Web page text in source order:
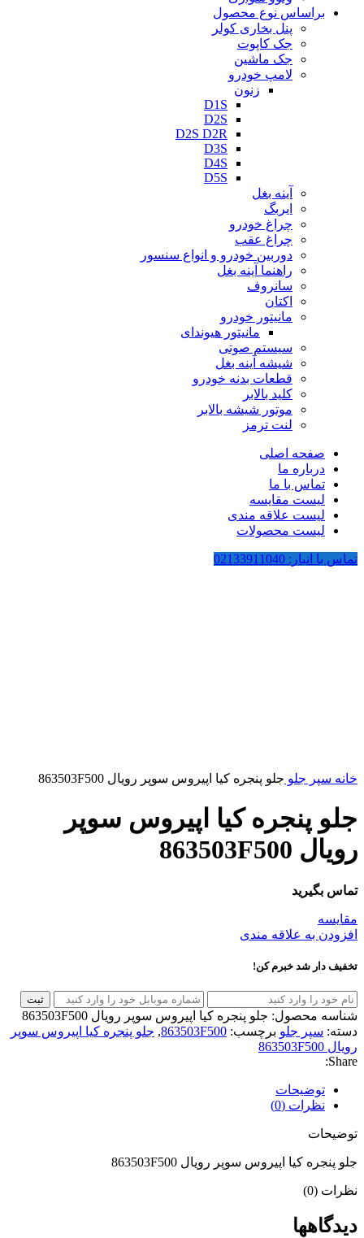
براساس نوع محصول
پنل بخاری کولر
جک کاپوت
جک ماشین
لامپ خودرو
زنون
D1S
D2S
D2S D2R
D3S
D4S
D5S
آینه بغل
ایربگ
چراغ خودرو
چراغ عقب
دوربین خودرو و انواع سنسور
راهنما آینه بغل
سانروف
اکتان
مانیتور خودرو
مانیتور هیوندای
سیستم صوتی
شیشه آینه بغل
قطعات بدنه خودرو
کلید بالابر
موتور شیشه بالابر
لنت ترمز
صفحه اصلی
درباره ما
تماس با ما
لیست مقایسه
لیست علاقه مندی
لیست محصولات
تماس با انبار: 02133911040
خانه سپر جلو جلو پنجره کیا اپیروس سوپر رویال 863503F500
جلو پنجره کیا اپیروس سوپر
رویال 863503F500
تماس بگیرید
مقایسه
افزودن به علاقه مندی
تخفیف دار شد خبرم کن!
ثبت
شناسه محصول: جلو پنجره کیا اپیروس سوپر رویال 863503F500
دسته: سپر جلو برچسب: 863503F500
, جلو پنجره کیا اپیروس سوپر
رویال 863503F500
Share:
توضیحات
نظرات (0)
توضیحات
جلو پنجره کیا اپیروس سوپر رویال 863503F500
نظرات (0)
دیدگاهها